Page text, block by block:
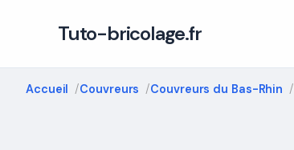
Tuto-bricolage.fr
Accueil Couvreurs Couvreurs du Bas-Rhin